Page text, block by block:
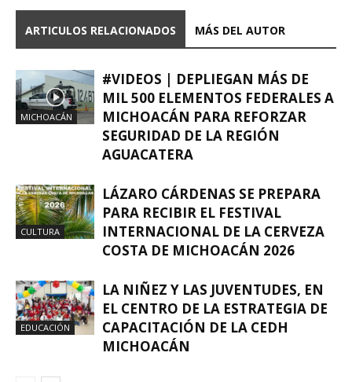
ARTICULOS RELACIONADOS MÁS DEL AUTOR
MICHOACÁN
#VIDEOS | DEPLIEGAN MÁS DE
MIL 500 ELEMENTOS FEDERALES A
MICHOACÁN PARA REFORZAR
SEGURIDAD DE LA REGIÓN
AGUACATERA
CULTURA
LÁZARO CÁRDENAS SE PREPARA
PARA RECIBIR EL FESTIVAL
INTERNACIONAL DE LA CERVEZA
COSTA DE MICHOACÁN 2026
EDUCACIÓN
LA NIÑEZ Y LAS JUVENTUDES, EN
EL CENTRO DE LA ESTRATEGIA DE
CAPACITACIÓN DE LA CEDH
MICHOACÁN